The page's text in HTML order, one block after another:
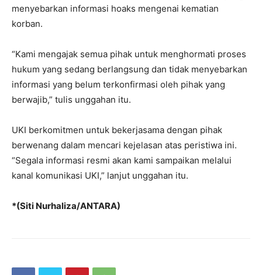
menyebarkan informasi hoaks mengenai kematian
korban.
“Kami mengajak semua pihak untuk menghormati proses
hukum yang sedang berlangsung dan tidak menyebarkan
informasi yang belum terkonfirmasi oleh pihak yang
berwajib,” tulis unggahan itu.
UKI berkomitmen untuk bekerjasama dengan pihak
berwenang dalam mencari kejelasan atas peristiwa ini.
“Segala informasi resmi akan kami sampaikan melalui
kanal komunikasi UKI,” lanjut unggahan itu.
*(Siti Nurhaliza/ANTARA)